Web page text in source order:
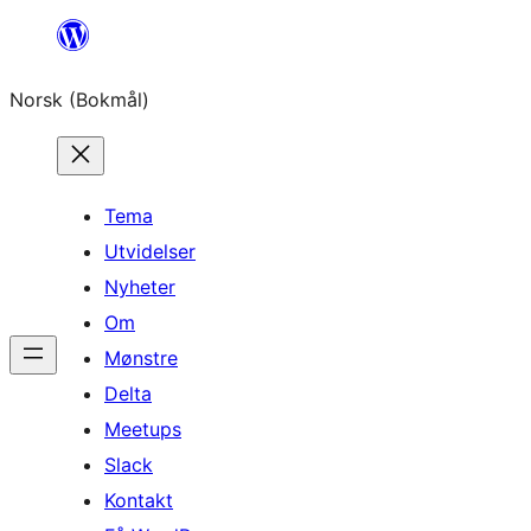
Hopp
innhold
Norsk (Bokmål)
Tema
Utvidelser
Nyheter
Om
Mønstre
Delta
Meetups
Slack
Kontakt